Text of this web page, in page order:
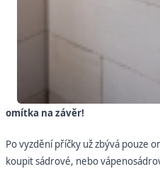
omítka na závěr!
Po vyzdění příčky už zbývá pouze
koupit sádrové, nebo